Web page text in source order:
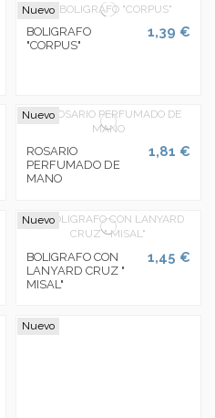
Nuevo
BOLIGRAFO
"CORPUS"
1,39 €
Nuevo
ROSARIO
PERFUMADO DE
MANO
1,81 €
Nuevo
BOLIGRAFO CON
LANYARD CRUZ "
MISAL"
1,45 €
Nuevo